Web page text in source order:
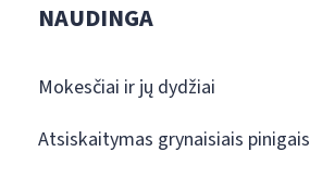
NAUDINGA
Mokesčiai ir jų dydžiai
Atsiskaitymas grynaisiais pinigais